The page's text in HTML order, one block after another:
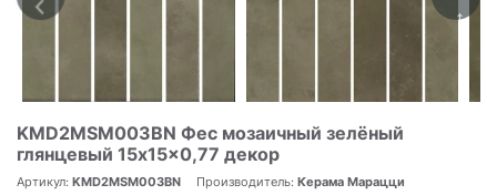
KMD2MSM003BN Фес мозаичный зелёный
глянцевый 15x15x0,77 декор
Артикул: KMD2MSM003BN Производитель: Керама Марацци